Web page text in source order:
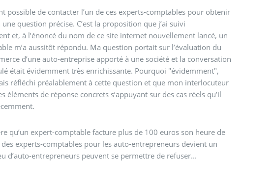
possible de contacter l’un de ces experts-comptables pour obtenir
question précise. C’est la proposition que j’ai suivi
et, à l’énoncé du nom de ce site internet nouvellement lancé, un
m’a aussitôt répondu. Ma question portait sur l’évaluation du
d’une auto-entreprise apporté à une société et la conversation
était évidemment très enrichissante. Pourquoi "évidemment",
réfléchi préalablement à cette question et que mon interlocuteur
éléments de réponse concrets s’appuyant sur des cas réels qu’il
qu’un expert-comptable facture plus de 100 euros son heure de
des experts-comptables pour les auto-entrepreneurs devient un
d’auto-entrepreneurs peuvent se permettre de refuser...